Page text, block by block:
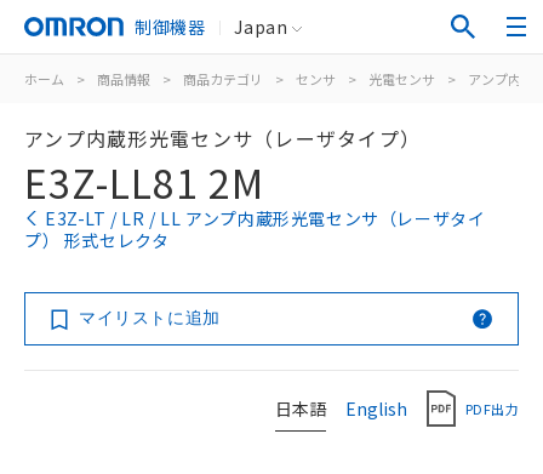
制御機器 Japan
ホーム > 商品情報 > 商品カテゴリ > センサ > 光電センサ > アンプ内蔵
アンプ内蔵形光電センサ（レーザタイプ）
E3Z-LL81 2M
E3Z-LT / LR / LL アンプ内蔵形光電センサ（レーザタイ
プ） 形式セレクタ
マイリストに追加
日本語 English PDF出力